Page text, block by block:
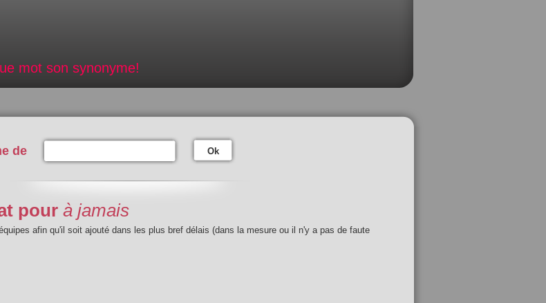
mot son synonyme!
de Ok
pour à jamais
afin qu'il soit ajouté dans les plus bref délais (dans la mesure ou il n'y a pas de faute